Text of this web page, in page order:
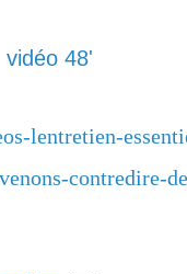
vidéo 48'
lentretien-
contredire-